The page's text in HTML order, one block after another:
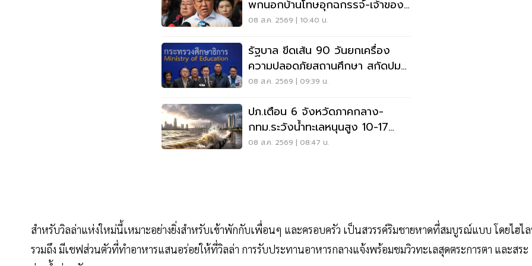
พกนอกบ้านโทษอุกฉกรรจ์-เจ้าของ
โดนหนัก
08 ส.ค. 2569 | 10:40 น.
รัฐบาล ขีดเส้น 90 วันยกเครื่อง
ความปลอดภัยสถานศึกษา สกัดปม
บูลลี่
08 ส.ค. 2569 | 09:39 น.
ปภ.เตือน 6 จังหวัดภาคกลาง-
กทม.ระวังน้ำทะเลหนุนสูง 10-17
ส.ค.69
08 ส.ค. 2569 | 08:47 น.
สำหรับวิลล่าแห่งใหม่นี้เหมาะอย่างยิ่งสำหรับเข้าพักกับเพื่อนๆ และครอบครัว เป็นสวรรค์ริมชายหาดที่สมบูรณ์แบบ โดยไฮไ
รวมถึง มีเชฟส่วนตัวที่ทำอาหารแสนอร่อยให้ที่วิลล่า การรับประทานอาหารกลางแจ้งพร้อมชมวิวทะเลสุดตระการตา และสระ